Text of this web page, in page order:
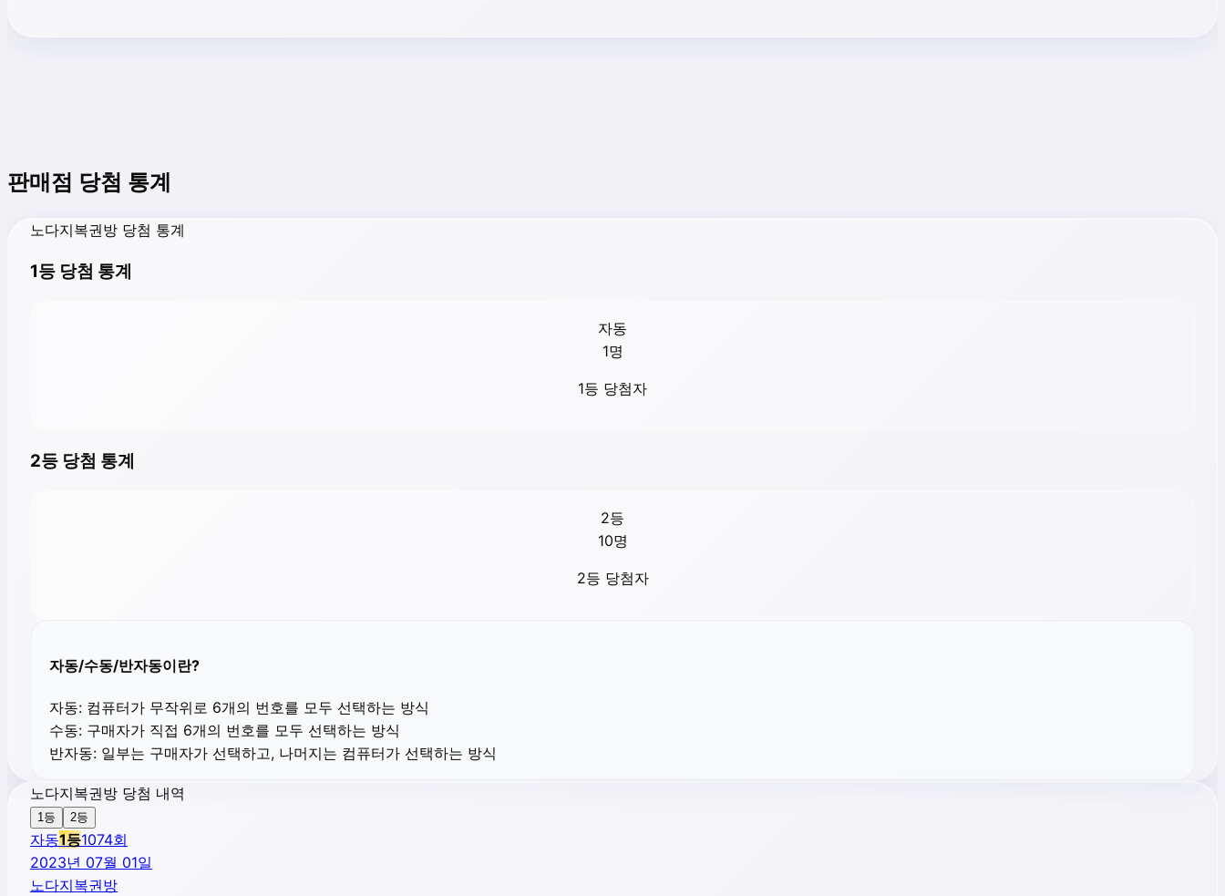
판매점 당첨 통계
노다지복권방 당첨 통계
1등 당첨 통계
자동
1명
1등 당첨자
2등 당첨 통계
2등
10명
2등 당첨자
자동/수동/반자동이란?
자동: 컴퓨터가 무작위로 6개의 번호를 모두 선택하는 방식
수동: 구매자가 직접 6개의 번호를 모두 선택하는 방식
반자동: 일부는 구매자가 선택하고, 나머지는 컴퓨터가 선택하는 방식
노다지복권방 당첨 내역
1등 2등
자동1등1074회
2023년 07월 01일
노다지복권방